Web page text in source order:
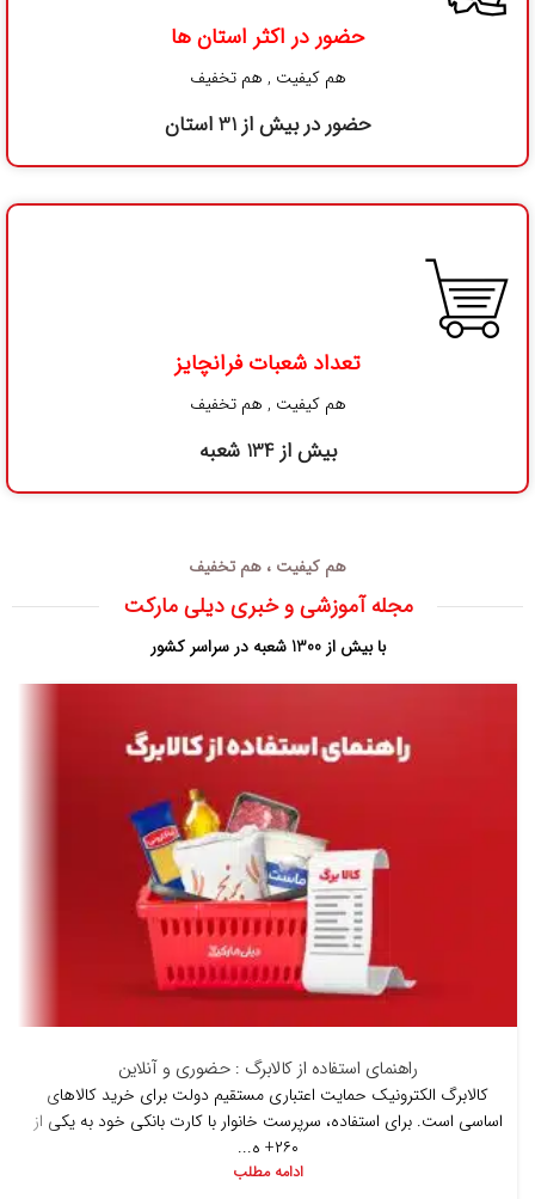
حضور در اکثر استان ها
هم کیفیت , هم تخفیف
حضور در بیش از 31 استان
تعداد شعبات فرانچایز
هم کیفیت , هم تخفیف
بیش از 134 شعبه
هم کیفیت ، هم تخفیف
مجله آموزشی و خبری دیلی مارکت
با بیش از 1300 شعبه در سراسر کشور
راهنمای استفاده از کالابرگ : حضوری و آنلاین
کالابرگ الکترونیک حمایت اعتباری مستقیم دولت برای خرید کالاهای
اساسی است. برای استفاده، سرپرست خانوار با کارت بانکی خود به یکی از
۲۶۰+ ه...
ادامه مطلب